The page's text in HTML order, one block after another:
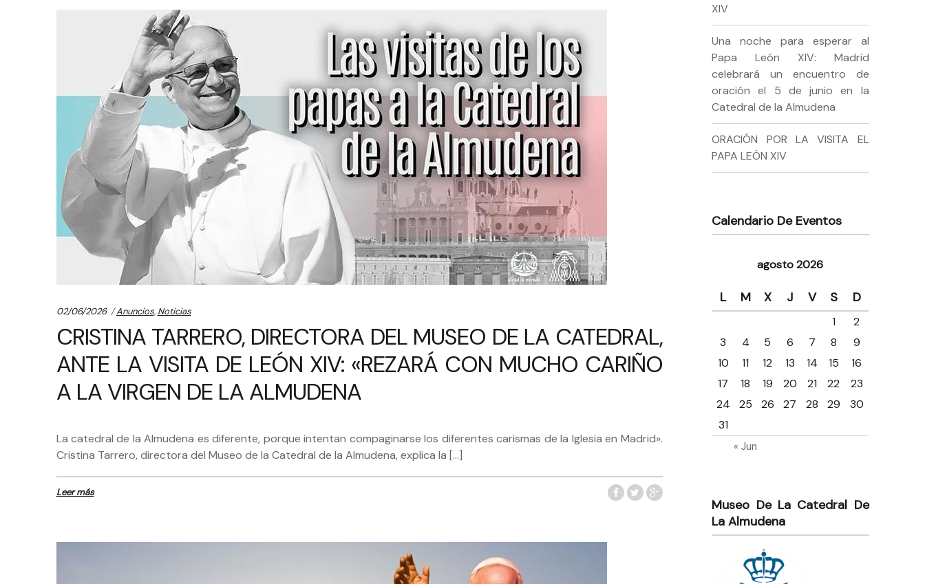
02/06/2026 Categories:
Anuncios, Noticias
CRISTINA TARRERO, DIRECTORA DEL MUSEO DE LA CATEDRAL,
ANTE LA VISITA DE LEÓN XIV: «REZARÁ CON MUCHO CARIÑO
A LA VIRGEN DE LA ALMUDENA
La catedral de la Almudena es diferente, porque intentan compaginarse los diferentes carismas de la Iglesia en Madrid».
Cristina Tarrero, directora del Museo de la Catedral de la Almudena, explica la […]
Leer más
XIV
Una noche para esperar al
Papa León XIV: Madrid
celebrará un encuentro de
oración el 5 de junio en la
Catedral de la Almudena
ORACIÓN POR LA VISITA EL
PAPA LEÓN XIV
Calendario De Eventos
agosto 2026
L M X J V S D
« Jun
1
2
3
4 5 6 7 8
9
10
11 12 13 14 15
16
17
18 19 20 21 22
23
24
25 26 27 28 29
30
31
Museo De La Catedral De
La Almudena